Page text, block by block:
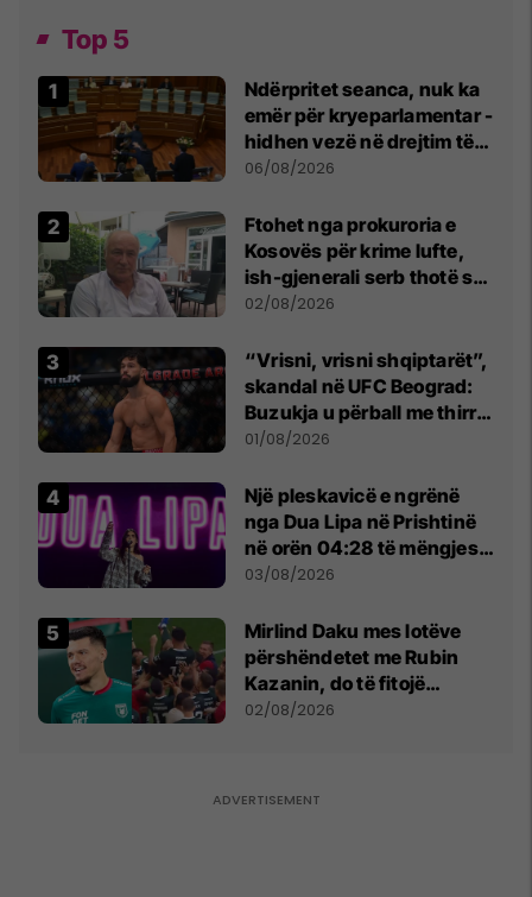
Top 5
Ndërpritet seanca, nuk ka
emër për kryeparlamentar -
hidhen vezë në drejtim të
Kurtit
06/08/2026
Ftohet nga prokuroria e
Kosovës për krime lufte,
ish-gjenerali serb thotë se
dikush e tradhtoi në
02/08/2026
“Vrisni, vrisni shqiptarët”,
skandal në UFC Beograd:
Buzukja u përball me thirrje
anti-shqiptare nga
01/08/2026
Një pleskavicë e ngrënë
nga Dua Lipa në Prishtinë
në orën 04:28 të mëngjesit
- dhe bota digjitale serbe
03/08/2026
Mirlind Daku mes lotëve
përshëndetet me Rubin
Kazanin, do të fitojë
miliona te Spartak Moska
02/08/2026